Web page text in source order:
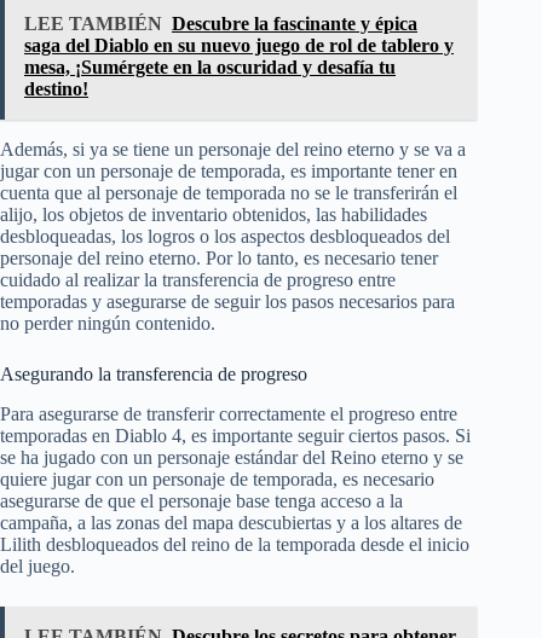
LEE TAMBIÉN Descubre la fascinante y épica
saga del Diablo en su nuevo juego de rol de tablero y
mesa, ¡Sumérgete en la oscuridad y desafía tu
destino!
Además, si ya se tiene un personaje del reino eterno y se va a
jugar con un personaje de temporada, es importante tener en
cuenta que al personaje de temporada no se le transferirán el
alijo, los objetos de inventario obtenidos, las habilidades
desbloqueadas, los logros o los aspectos desbloqueados del
personaje del reino eterno. Por lo tanto, es necesario tener
cuidado al realizar la transferencia de progreso entre
temporadas y asegurarse de seguir los pasos necesarios para
no perder ningún contenido.
Asegurando la transferencia de progreso
Para asegurarse de transferir correctamente el progreso entre
temporadas en Diablo 4, es importante seguir ciertos pasos. Si
se ha jugado con un personaje estándar del Reino eterno y se
quiere jugar con un personaje de temporada, es necesario
asegurarse de que el personaje base tenga acceso a la
campaña, a las zonas del mapa descubiertas y a los altares de
Lilith desbloqueados del reino de la temporada desde el inicio
del juego.